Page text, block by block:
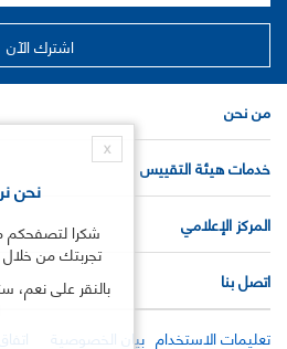
من نحن
خدمات هيئة التقييس
المركز الإعلامي
اتصل بنا
تعليمات الاستخدام بيان الخصوصية
X
نحن
شكرا لتصفحكم
تجربتك من خلال
بالنقر على نعم،